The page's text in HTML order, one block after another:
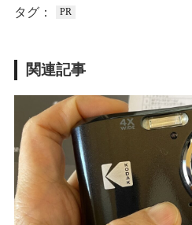
タグ： PR
関連記事